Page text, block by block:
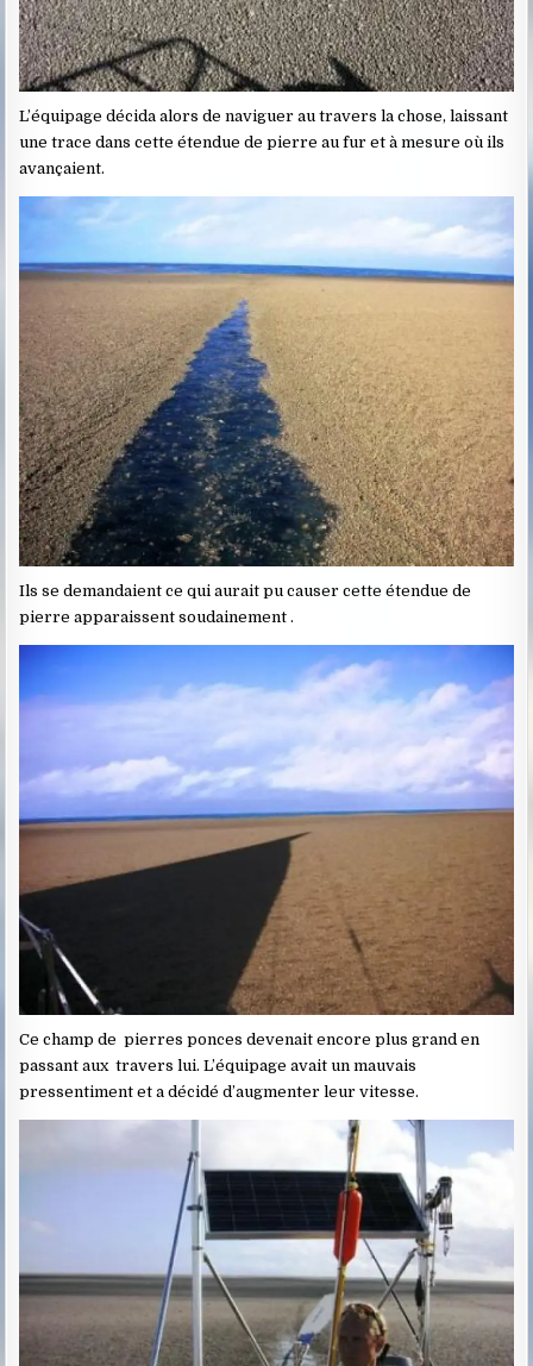
L’équipage décida alors de naviguer au travers la chose, laissant
une trace dans cette étendue de pierre au fur et à mesure où ils
avançaient.
Ils se demandaient ce qui aurait pu causer cette étendue de
pierre apparaissent soudainement .
Ce champ de pierres ponces devenait encore plus grand en
passant aux travers lui. L’équipage avait un mauvais
pressentiment et a décidé d’augmenter leur vitesse.